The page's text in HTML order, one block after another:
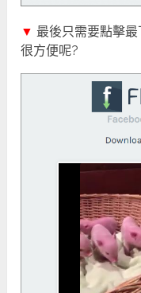
▼ 最後只需要點擊
很方便呢?